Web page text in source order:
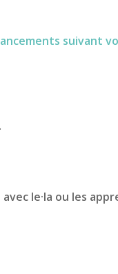
suivant
.
le·la ou les